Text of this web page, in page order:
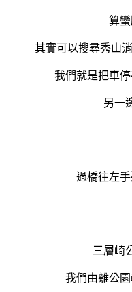
算
其實可以搜尋秀山
我們就是把車
另一
過橋往左
三層崎
我們由離公